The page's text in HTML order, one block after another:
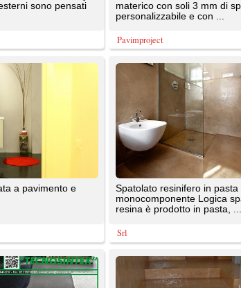
Il multistrato, per la sua modalità di
applicazione, conferisce alle pareti
Srl